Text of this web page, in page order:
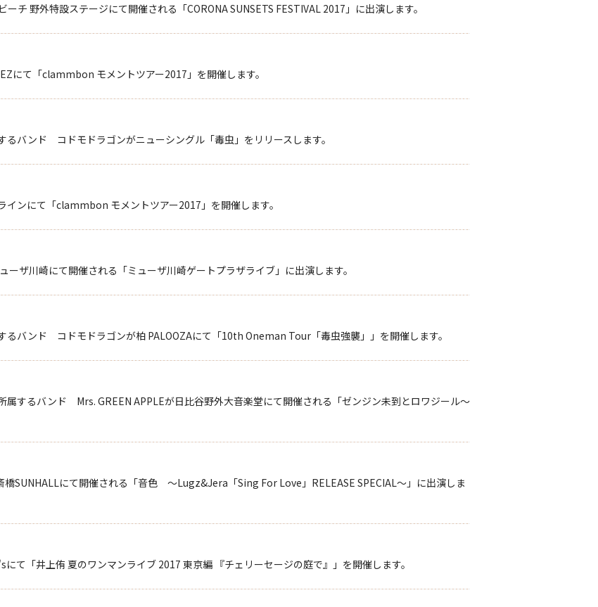
チ 野外特設ステージにて開催される「CORONA SUNSETS FESTIVAL 2017」に出演します。
にて「clammbon モメントツアー2017」を開催します。
バンド コドモドラゴンがニューシングル「毒虫」をリリースします。
ンにて「clammbon モメントツアー2017」を開催します。
ザ川崎にて開催される「ミューザ川崎ゲートプラザライブ」に出演します。
バンド コドモドラゴンが柏 PALOOZAにて「10th Oneman Tour「毒虫強襲」」を開催します。
するバンド Mrs. GREEN APPLEが日比谷野外大音楽堂にて開催される「ゼンジン未到とロワジール～
SUNHALLにて開催される「音色 ～Lugz&Jera「Sing For Love」RELEASE SPECIAL～」に出演しま
て「井上侑 夏のワンマンライブ 2017 東京編 『チェリーセージの庭で』」を開催します。